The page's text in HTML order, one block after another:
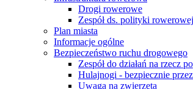
Drogi rowerowe
Zespół ds. polityki rowerowej
Plan miasta
Informacje ogólne
Bezpieczeństwo ruchu drogowego
Zespół do działań na rzecz
Hulajnogi - bezpiecznie
Uwaga na zwierzęta